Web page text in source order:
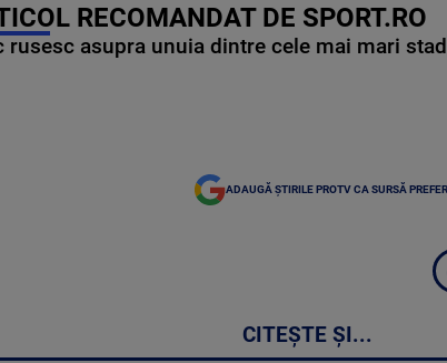
RECOMANDAT DE SPORT.RO
rusesc asupra unuia dintre cele mai mari
ADAUGĂ ȘTIRILE PROTV CA SURSĂ
CITEȘTE ȘI...